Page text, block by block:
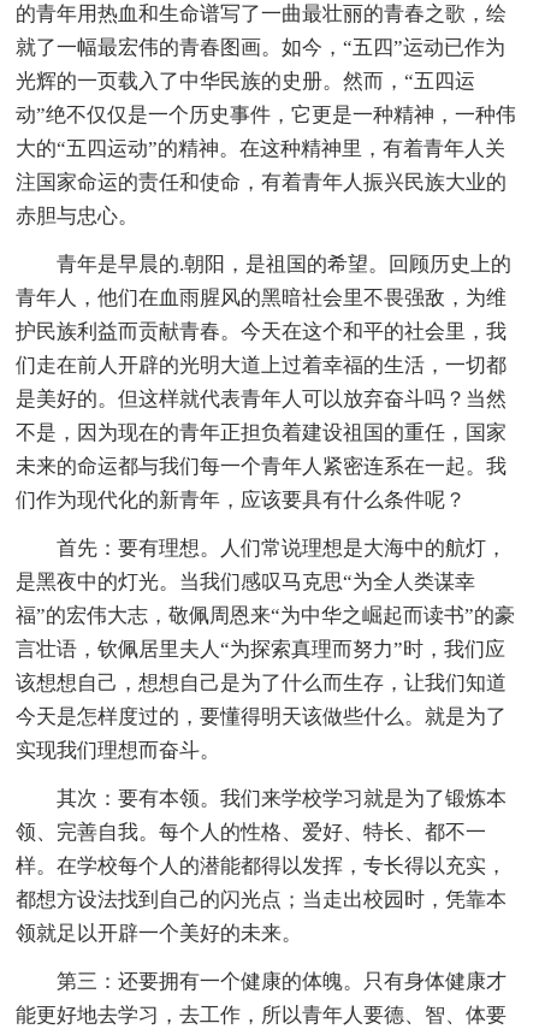
的青年用热血和生命谱写了一曲最壮丽的青春之歌，绘
就了一幅最宏伟的青春图画。如今，“五四”运动已作为
光辉的一页载入了中华民族的史册。然而，“五四运
动”绝不仅仅是一个历史事件，它更是一种精神，一种伟
大的“五四运动”的精神。在这种精神里，有着青年人关
注国家命运的责任和使命，有着青年人振兴民族大业的
赤胆与忠心。
青年是早晨的.朝阳，是祖国的希望。回顾历史上的
青年人，他们在血雨腥风的黑暗社会里不畏强敌，为维
护民族利益而贡献青春。今天在这个和平的社会里，我
们走在前人开辟的光明大道上过着幸福的生活，一切都
是美好的。但这样就代表青年人可以放弃奋斗吗？当然
不是，因为现在的青年正担负着建设祖国的重任，国家
未来的命运都与我们每一个青年人紧密连系在一起。我
们作为现代化的新青年，应该要具有什么条件呢？
首先：要有理想。人们常说理想是大海中的航灯，
是黑夜中的灯光。当我们感叹马克思“为全人类谋幸
福”的宏伟大志，敬佩周恩来“为中华之崛起而读书”的豪
言壮语，钦佩居里夫人“为探索真理而努力”时，我们应
该想想自己，想想自己是为了什么而生存，让我们知道
今天是怎样度过的，要懂得明天该做些什么。就是为了
实现我们理想而奋斗。
其次：要有本领。我们来学校学习就是为了锻炼本
领、完善自我。每个人的性格、爱好、特长、都不一
样。在学校每个人的潜能都得以发挥，专长得以充实，
都想方设法找到自己的闪光点；当走出校园时，凭靠本
领就足以开辟一个美好的未来。
第三：还要拥有一个健康的体魄。只有身体健康才
能更好地去学习，去工作，所以青年人要德、智、体要